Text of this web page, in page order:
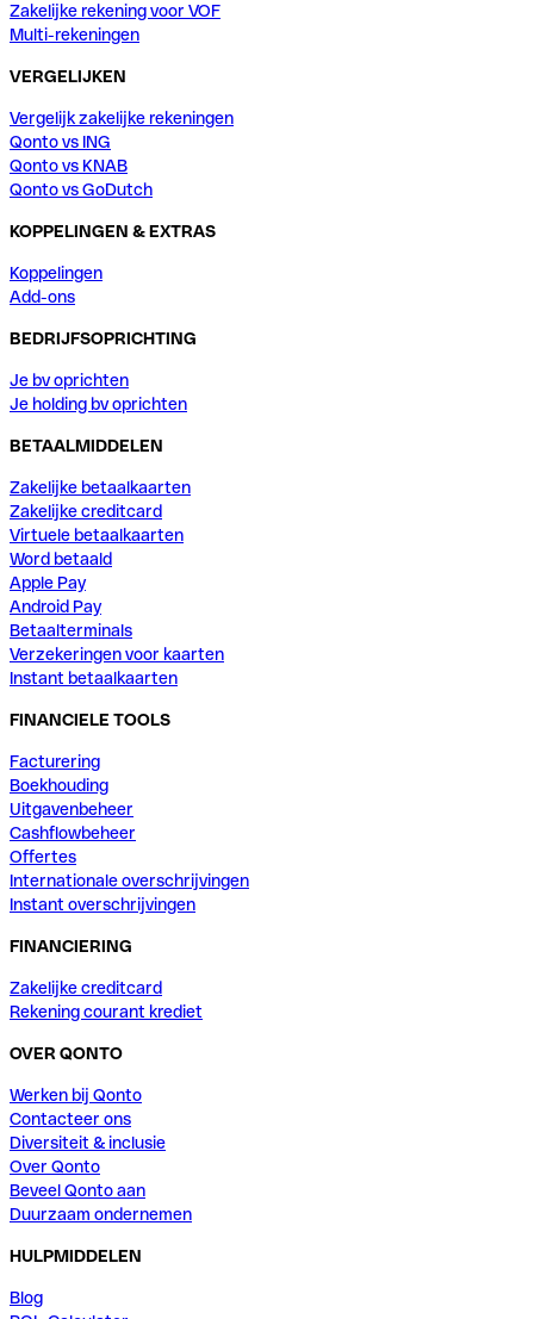
Zakelijke rekening voor VOF
Multi-rekeningen
VERGELIJKEN
Vergelijk zakelijke rekeningen
Qonto vs ING
Qonto vs KNAB
Qonto vs GoDutch
KOPPELINGEN & EXTRAS
Koppelingen
Add-ons
BEDRIJFSOPRICHTING
Je bv oprichten
Je holding bv oprichten
BETAALMIDDELEN
Zakelijke betaalkaarten
Zakelijke creditcard
Virtuele betaalkaarten
Word betaald
Apple Pay
Android Pay
Betaalterminals
Verzekeringen voor kaarten
Instant betaalkaarten
FINANCIELE TOOLS
Facturering
Boekhouding
Uitgavenbeheer
Cashflowbeheer
Offertes
Internationale overschrijvingen
Instant overschrijvingen
FINANCIERING
Zakelijke creditcard
Rekening courant krediet
OVER QONTO
Werken bij Qonto
Contacteer ons
Diversiteit & inclusie
Over Qonto
Beveel Qonto aan
Duurzaam ondernemen
HULPMIDDELEN
Blog